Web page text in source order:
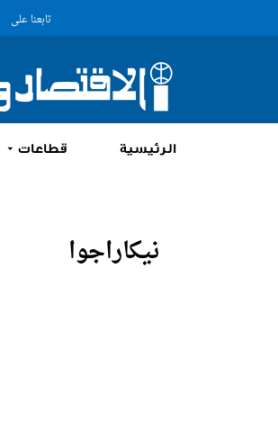
تابعنا على
الرئيسية قطاعات
نيكاراجوا